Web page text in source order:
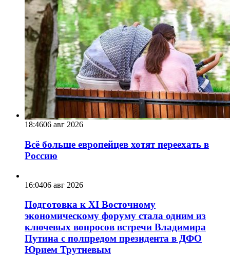
18:4606 авг 2026
Всё больше европейцев хотят переехать в
Россию
16:0406 авг 2026
Подготовка к XI Восточному
экономическому форуму стала одним из
ключевых вопросов встречи Владимира
Путина с полпредом президента в ДФО
Юрием Трутневым